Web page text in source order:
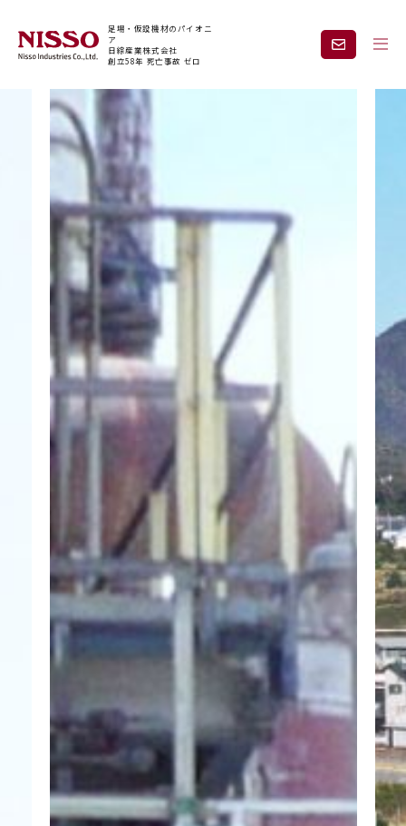
足場・仮設機材のパイオニ
ア
日綜産業株式会社
創立58年 死亡事故 ゼロ
企業情報
現場紹介
安全と技術力 事業内容
レンタル 採用情報
見積依頼・ お問い合わせ
カタログダウンロード